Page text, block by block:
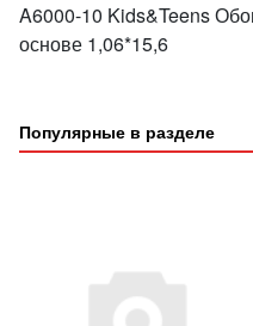
A6000-10 Kids&Teens
основе 1,06*15,6
Популярные в разделе